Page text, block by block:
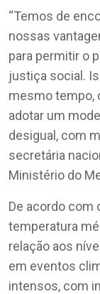
“Temos de
nossas
para permitir o
justiça social.
mesmo tempo,
adotar um
desigual, com
secretária
Ministério do
De acordo com
temperatura
relação aos
em eventos
intensos, com